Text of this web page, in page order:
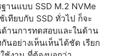
านแบบ SSD M.2 NVMe
เทียบกับ SSD ทั่วไป ก็จะ
ด้านการทดสอบและในด้าน
นอย่างเห็นเห็นได้ชัด เรียก